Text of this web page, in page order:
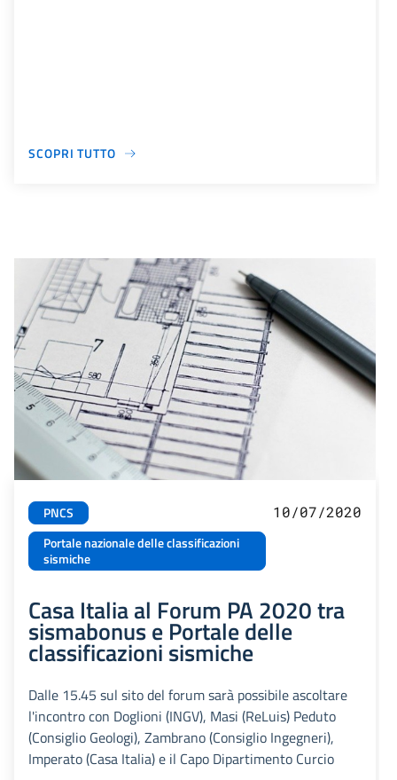
SCOPRI TUTTO
PNCS
Portale nazionale delle classificazioni
sismiche
10/07/2020
Casa Italia al Forum PA 2020 tra
sismabonus e Portale delle
classificazioni sismiche
Dalle 15.45 sul sito del forum sarà possibile ascoltare
l'incontro con Doglioni (INGV), Masi (ReLuis) Peduto
(Consiglio Geologi), Zambrano (Consiglio Ingegneri),
Imperato (Casa Italia) e il Capo Dipartimento Curcio